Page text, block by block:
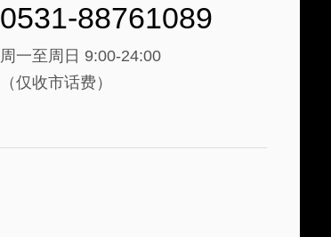
0531-88761089
周一至周日 9:00-24:00
（仅收市话费）